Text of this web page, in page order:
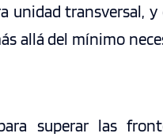
unidad transversal,
allá del mínimo
superar las